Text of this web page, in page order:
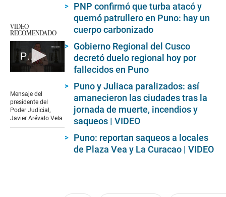
VIDEO
RECOMENDADO
Presidente del Poder Judicial condena ataques a sedes de Puno y El Collao
of
1
minute,
25
Mensaje del
presidente del
Poder Judicial,
Javier Arévalo Vela
PNP confirmó que turba atacó y
quemó patrullero en Puno: hay un
cuerpo carbonizado
Gobierno Regional del Cusco
decretó duelo regional hoy por
fallecidos en Puno
Puno y Juliaca paralizados: así
amanecieron las ciudades tras la
jornada de muerte, incendios y
saqueos | VIDEO
Puno: reportan saqueos a locales
de Plaza Vea y La Curacao | VIDEO